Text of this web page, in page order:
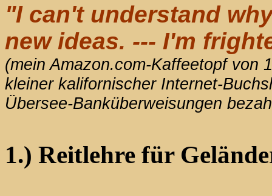
"I can't understand
new ideas. --- I'm
(mein Amazon.com-Kaffeetopf von
kleiner kalifornischer Internet-
Übersee-Banküberweisungen
1.) Reitlehre für